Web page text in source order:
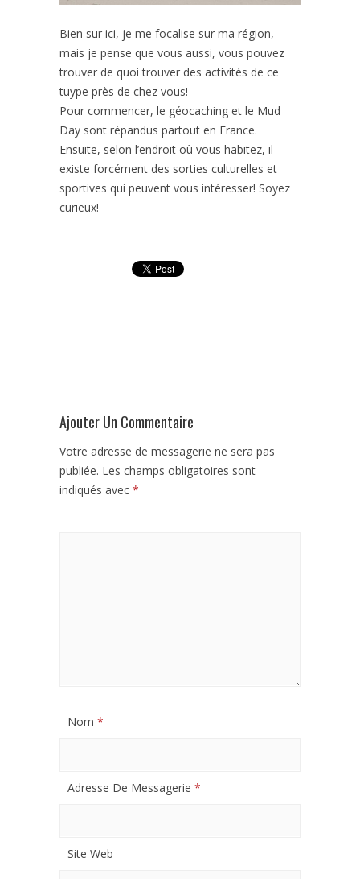
Bien sur ici, je me focalise sur ma région,
mais je pense que vous aussi, vous pouvez
trouver de quoi trouver des activités de ce
tuype près de chez vous!
Pour commencer, le géocaching et le Mud
Day sont répandus partout en France.
Ensuite, selon l’endroit où vous habitez, il
existe forcément des sorties culturelles et
sportives qui peuvent vous intéresser! Soyez
curieux!
Ajouter Un Commentaire
Votre adresse de messagerie ne sera pas
publiée. Les champs obligatoires sont
indiqués avec *
Nom *
Adresse De Messagerie *
Site Web